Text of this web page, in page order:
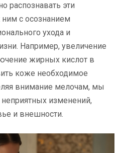
распознавать эти
с осознанием
ухода и
Например, увеличение
жирных кислот в
коже необходимое
внимание мелочам, мы
изменений,
и внешности.